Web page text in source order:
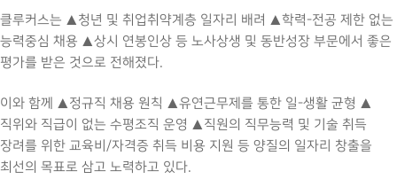
클루커스는 ▲청년 및 취업취약계층 일자리 배려 ▲학력-전공 제한 없는
능력중심 채용 ▲상시 연봉인상 등 노사상생 및 동반성장 부문에서 좋은
평가를 받은 것으로 전해졌다.
이와 함께 ▲정규직 채용 원칙 ▲유연근무제를 통한 일-생활 균형 ▲
직위와 직급이 없는 수평조직 운영 ▲직원의 직무능력 및 기술 취득
장려를 위한 교육비/자격증 취득 비용 지원 등 양질의 일자리 창출을
최선의 목표로 삼고 노력하고 있다.